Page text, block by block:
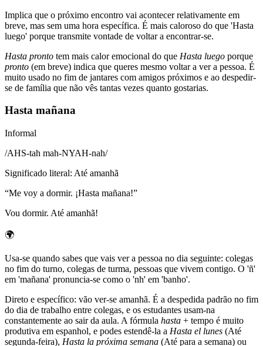
Implica que o próximo encontro vai acontecer relativamente em
breve, mas sem uma hora específica. É mais caloroso do que 'Hasta
luego' porque transmite vontade de voltar a encontrar-se.
Hasta pronto tem mais calor emocional do que Hasta luego porque
pronto (em breve) indica que queres mesmo voltar a ver a pessoa. É
muito usado no fim de jantares com amigos próximos e ao despedir-
se de família que não vês tantas vezes quanto gostarias.
Hasta mañana
Informal
/AHS-tah mah-NYAH-nah/
Significado literal: Até amanhã
“Me voy a dormir. ¡Hasta mañana!”
Vou dormir. Até amanhã!
🌍
Usa-se quando sabes que vais ver a pessoa no dia seguinte: colegas
no fim do turno, colegas de turma, pessoas que vivem contigo. O 'ñ'
em 'mañana' pronuncia-se como o 'nh' em 'banho'.
Direto e específico: vão ver-se amanhã. É a despedida padrão no fim
do dia de trabalho entre colegas, e os estudantes usam-na
constantemente ao sair da aula. A fórmula hasta + tempo é muito
produtiva em espanhol, e podes estendê-la a Hasta el lunes (Até
segunda-feira), Hasta la próxima semana (Até para a semana) ou